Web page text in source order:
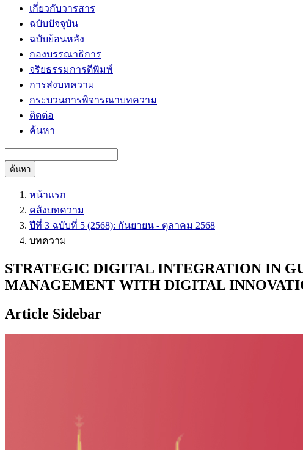
เกี่ยวกับวารสาร
ฉบับปัจจุบัน
ฉบับย้อนหลัง
กองบรรณาธิการ
จริยธรรมการตีพิมพ์
การส่งบทความ
กระบวนการพิจารณาบทความ
ติดต่อ
ค้นหา
ค้นหา
หน้าแรก
คลังบทความ
ปีที่ 3 ฉบับที่ 5 (2568): กันยายน - ตุลาคม 2568
บทความ
STRATEGIC DIGITAL INTEGRATION IN
MANAGEMENT WITH DIGITAL
Article Sidebar